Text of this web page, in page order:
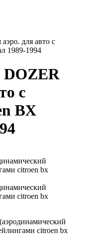
для авто с
1989-1994
DOZER
с
BX